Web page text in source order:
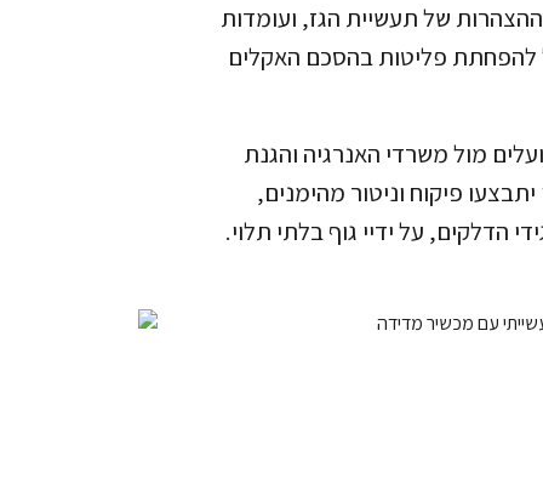
של תעשיית הגז, ועומדות
להפחתת פליטות בהסכם האקלים
מול משרדי האנרגיה והגנת
פיקוח וניטור מהימנים,
הדלקים, על ידיי גוף בלתי תלוי.